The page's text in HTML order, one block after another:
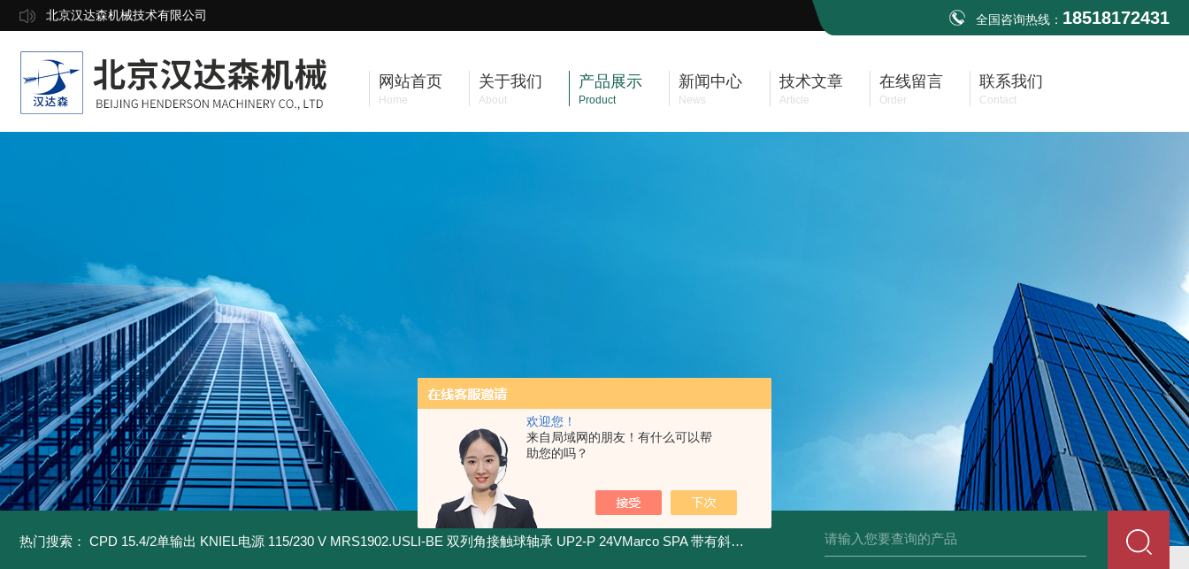
欢迎您！
来自局域网的朋友！有什么可以帮
助您的吗？
北京汉达森机械技术有限公司 全国咨询热线： 18518172431
网站首页
Home
关于我们
About
产品展示
Product
新闻中心
News
技术文章
Article
在线留言
Order
联系我们
Contact
热门搜索： CPD 15.4/2单输出 KNIEL电源 115/230 V MRS1902.USLI-BE 双列角接触球轴承 UP2-P 24VMarco SPA 带有斜齿轮青铜润滑油泵 UP2-P 24VMarco SPA带有螺旋青铜齿轮的自吸电动泵